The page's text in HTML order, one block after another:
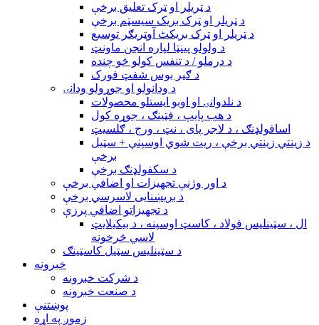
د ټریلر او ټرک تعلیق برخې
د ټریلر او ټرک بریک سیسټم برخې
د ټریلر او ټرک بریکٹ آوټریګر توسیع
د ولولو پینټا لپاره انجن ماونټ
د درملو / د تنفس کولو څو چنده
د ګیر بوس شفټ فورک
د ودانولو او جوړولو ودانۍ
د نلدوانۍ او اوبو ایستلو محصولات
د هب پایپ ، فټینګ ، جوړه کول
اسافولډنګ ، د لاجر پای ، نټ ، ورج ، ګلسیټ
د زینتي زینتي برخې ، ریت شوي اوسپنې + سټیل
برخې
د سکفولډنګ برخې
د اور وژنې تجهیزات او اضافي برخې
د بریښنایی لاسرسي برخې
د تجهیزاتو اضافي پرزې
ال ، سټینلیس فولاد ، کاسټ اوسپنه ، د بیکیلایټ
لاسي څرخونه
د سټینلیس سټیل کاسټینګ
خبرونه
د شرکت خبرونه
د صنعت خبرونه
پوښتنې
زموږ په اړه